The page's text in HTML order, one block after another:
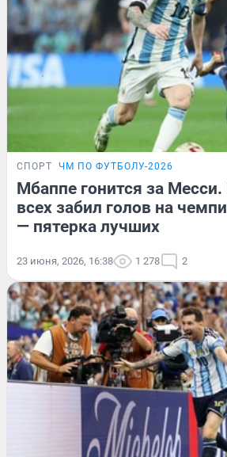
СПОРТ ЧМ ПО ФУТБОЛУ-2026
Мбаппе гонится за
всех забил голов на
— пятерка лучших
23 июня, 2026, 16:38 1 278 2